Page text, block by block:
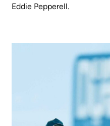
Eddie Pepperell.